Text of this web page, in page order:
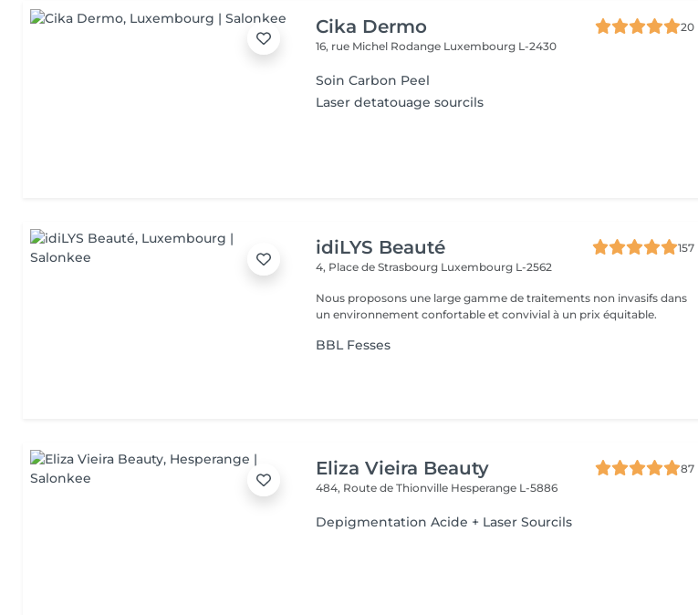
Cika Dermo
20
16, rue Michel Rodange Luxembourg L-2430
Soin Carbon Peel
Laser detatouage sourcils
idiLYS Beauté
157
4, Place de Strasbourg Luxembourg L-2562
Nous proposons une large gamme de traitements non invasifs dans
un environnement confortable et convivial à un prix équitable.
BBL Fesses
Eliza Vieira Beauty
87
484, Route de Thionville Hesperange L-5886
Depigmentation Acide + Laser Sourcils